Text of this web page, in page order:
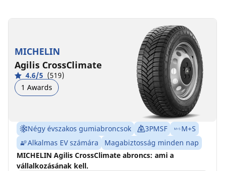
MICHELIN
Agilis CrossClimate
4.6/5 (519)
1 Awards
Négy évszakos gumiabroncsok 3PMSF
M+S
Alkalmas EV számára
Magabiztosság minden nap
MICHELIN Agilis CrossClimate abroncs: ami a
vállalkozásának kell.